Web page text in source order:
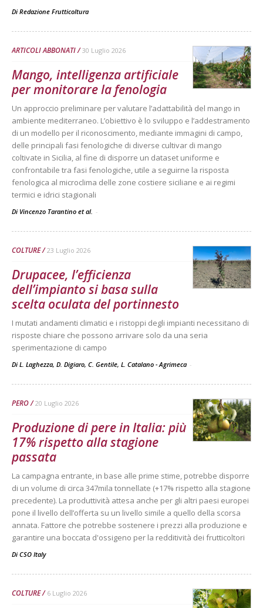
Di Redazione Frutticoltura
ARTICOLI ABBONATI 30 Luglio 2026
Mango, intelligenza artificiale
per monitorare la fenologia
Un approccio preliminare per valutare l’adattabilità del mango in
ambiente mediterraneo. L’obiettivo è lo sviluppo e l’addestramento
di un modello per il riconoscimento, mediante immagini di campo,
delle principali fasi fenologiche di diverse cultivar di mango
coltivate in Sicilia, al fine di disporre un dataset uniforme e
confrontabile tra fasi fenologiche, utile a seguirne la risposta
fenologica al microclima delle zone costiere siciliane e ai regimi
termici e idrici stagionali
Di Vincenzo Tarantino et al. -
COLTURE 23 Luglio 2026
Drupacee, l’efficienza
dell’impianto si basa sulla
scelta oculata del portinnesto
I mutati andamenti climatici e i ristoppi degli impianti necessitano di
risposte chiare che possono arrivare solo da una seria
sperimentazione di campo
Di L. Laghezza, D. Digiaro, C. Gentile, L. Catalano - Agrimeca -
PERO 20 Luglio 2026
Produzione di pere in Italia: più
17% rispetto alla stagione
passata
La campagna entrante, in base alle prime stime, potrebbe disporre
di un volume di circa 347mila tonnellate (+17% rispetto alla stagione
precedente). La produttività attesa anche per gli altri paesi europei
pone il livello dell’offerta su un livello simile a quello della scorsa
annata. Fattore che potrebbe sostenere i prezzi alla produzione e
garantire una boccata d'ossigeno per la redditività dei frutticoltori
Di CSO Italy
COLTURE 6 Luglio 2026